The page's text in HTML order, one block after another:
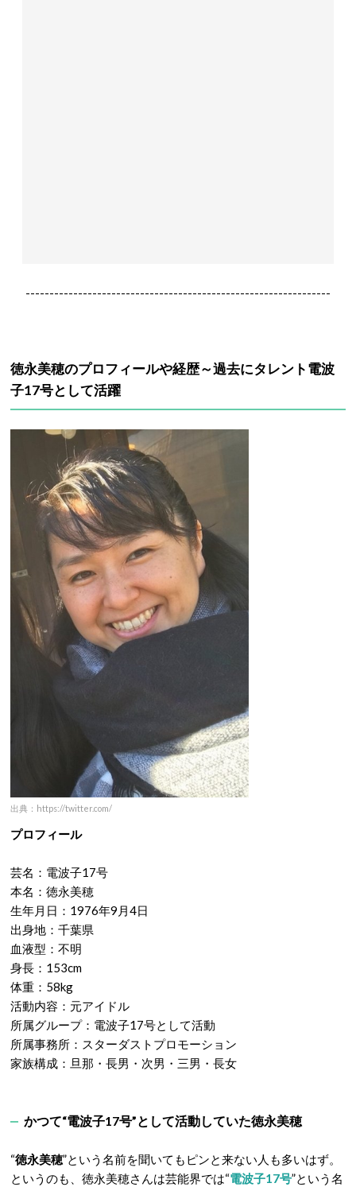
----------------------------------------------------------------
徳永美穂のプロフィールや経歴～過去にタレント電波
子17号として活躍
出典：https://twitter.com/
プロフィール
芸名：電波子17号
本名：徳永美穂
生年月日：1976年9月4日
出身地：千葉県
血液型：不明
身長：153cm
体重：58kg
活動内容：元アイドル
所属グループ：電波子17号として活動
所属事務所：スターダストプロモーション
家族構成：旦那・長男・次男・三男・長女
かつて“電波子17号”として活動していた徳永美穂
“徳永美穂”という名前を聞いてもピンと来ない人も多いはず。
というのも、徳永美穂さんは芸能界では“電波子17号”という名